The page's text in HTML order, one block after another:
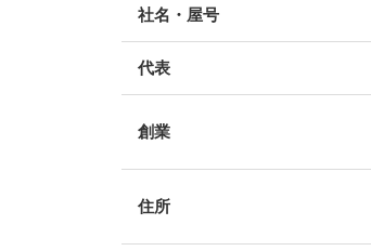
社名・屋号
代表
創業
住所